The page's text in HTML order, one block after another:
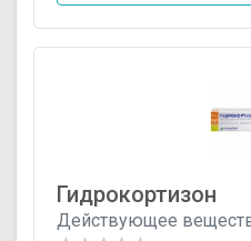
Гидрокортизон
Действующее